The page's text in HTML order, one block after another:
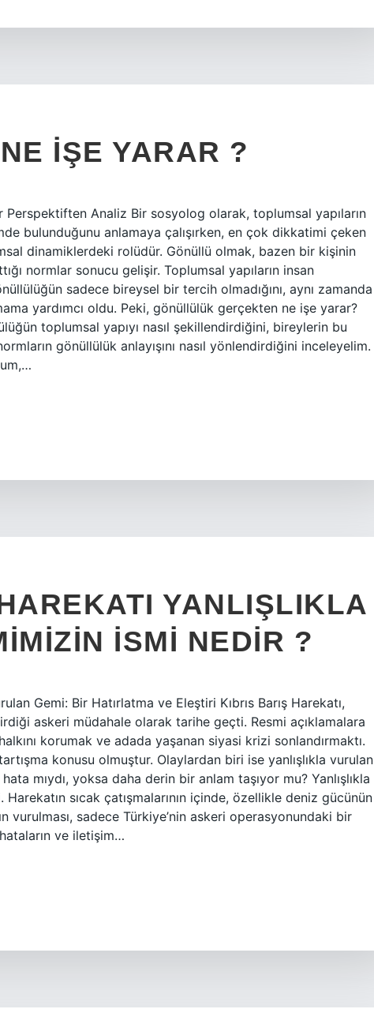
IŞE YARAR ?
Analiz Bir sosyolog olarak, toplumsal yapıların
bulunduğunu anlamaya çalışırken, en çok dikkatimi çeken
dinamiklerdeki rolüdür. Gönüllü olmak, bazen bir kişinin
normlar sonucu gelişir. Toplumsal yapıların insan
sadece bireysel bir tercih olmadığını, aynı zamanda
yardımcı oldu. Peki, gönüllülük gerçekten ne işe yarar?
toplumsal yapıyı nasıl şekillendirdiğini, bireylerin bu
gönüllülük anlayışını nasıl yönlendirdiğini inceleyelim.
YANLIŞLIKLA
ISMI NEDIR ?
Gemi: Bir Hatırlatma ve Eleştiri Kıbrıs Barış Harekatı,
askeri müdahale olarak tarihe geçti. Resmi açıklamalara
korumak ve adada yaşanan siyasi krizi sonlandırmaktı.
konusu olmuştur. Olaylardan biri ise yanlışlıkla vurulan
mıydı, yoksa daha derin bir anlam taşıyor mu? Yanlışlıkla
sıcak çatışmalarının içinde, özellikle deniz gücünün
vurulması, sadece Türkiye’nin askeri operasyonundaki bir
ve iletişim…